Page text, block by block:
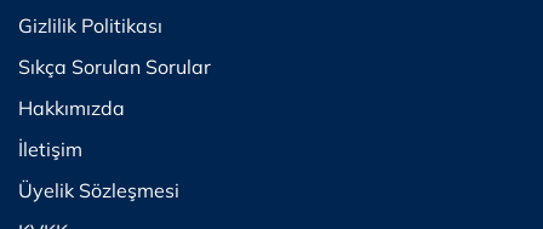
Gizlilik Politikası
Sıkça Sorulan Sorular
Hakkımızda
İletişim
Üyelik Sözleşmesi